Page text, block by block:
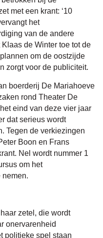
met een krant: ‘10
het
van de andere
de Winter toe tot de
om de oostzijde
zorgt voor de publiciteit.
boerderij De Mariahoeve
rond Theater De
eind van deze vier jaar
dat serieus wordt
Tegen de verkiezingen
Boon en Frans
Nel wordt nummer 1
om het
nemen.
zetel, die wordt
onervarenheid
politieke spel staan